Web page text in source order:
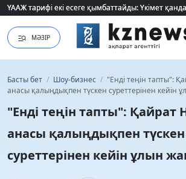
ҮААЖ тарифі екі есеге қымбаттайды: Үкімет
ҮААЖ тарифі екі есеге қымбаттайды: Үкімет
МӘЗІР
Басты бет / Шоу-бизнес / "Енді теңін тапты":
анасы қалыңдықпен түскен суреттерінен кейін
"Енді теңін тапты": Қайрат
анасы қалыңдықпен түскен
суреттерінен кейін ұлын